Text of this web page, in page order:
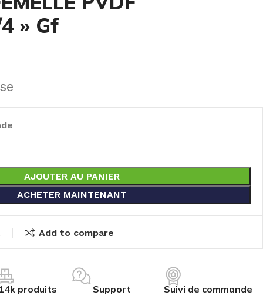
» Gf
AJOUTER AU PANIER
ACHETER MAINTENANT
Add to compare
produits Support Suivi de commande